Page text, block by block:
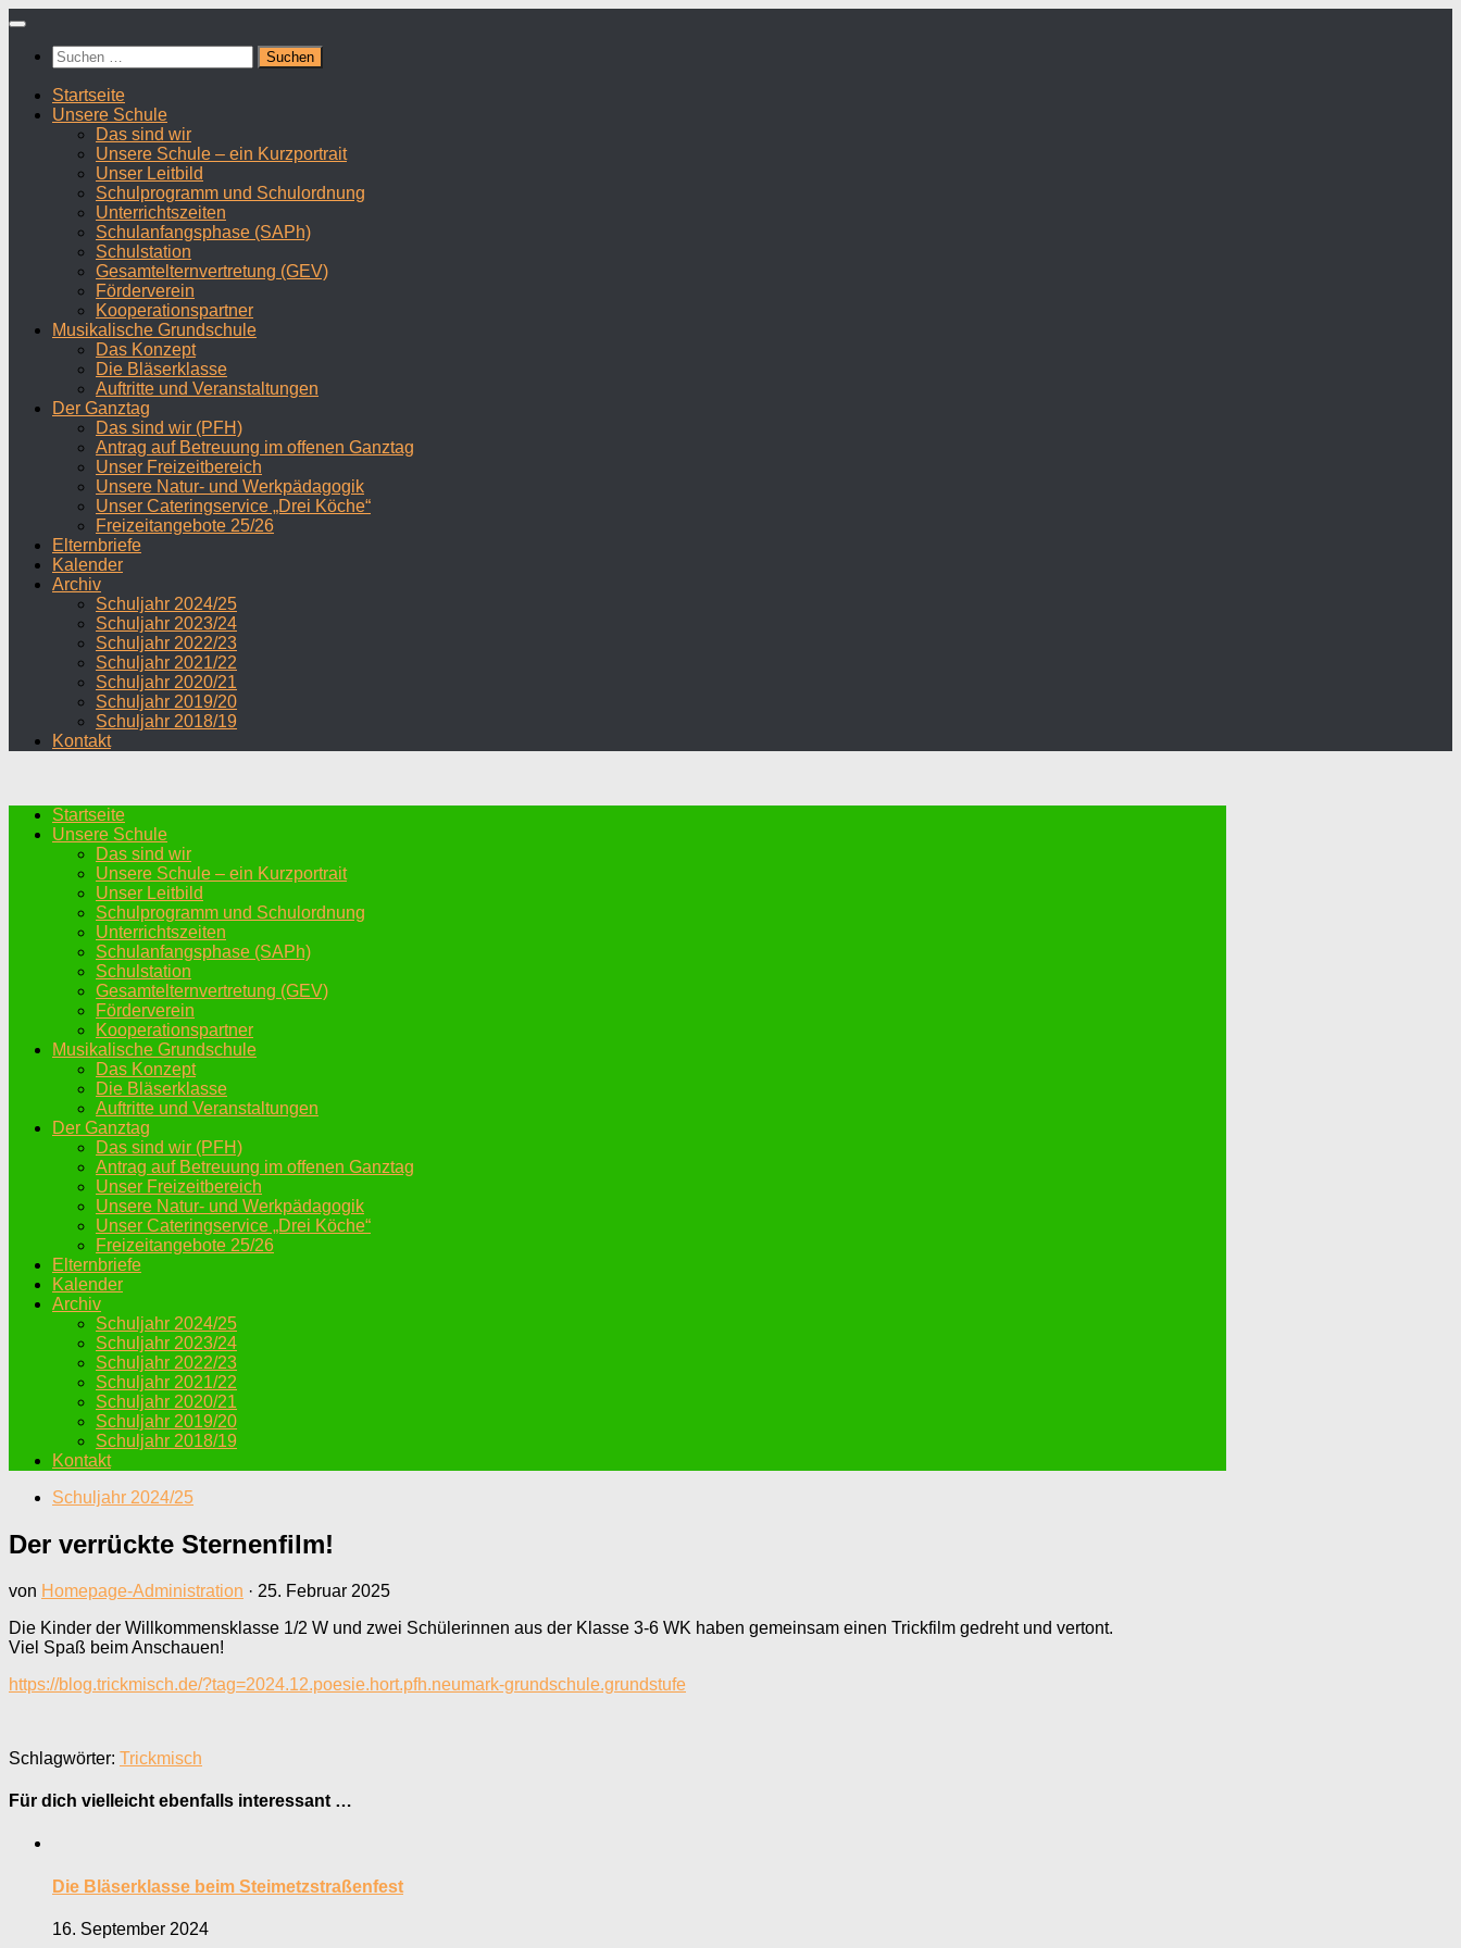
Zum
springenSuchen
nach:
Startseite
Unsere Schule
Das sind wir
Unsere Schule – ein Kurzportrait
Unser Leitbild
Schulprogramm und Schulordnung
Unterrichtszeiten
Schulanfangsphase (SAPh)
Schulstation
Gesamtelternvertretung (GEV)
Förderverein
Kooperationspartner
Musikalische Grundschule
Das Konzept
Die Bläserklasse
Auftritte und Veranstaltungen
Der Ganztag
Das sind wir (PFH)
Antrag auf Betreuung im offenen Ganztag
Unser Freizeitbereich
Unsere Natur- und Werkpädagogik
Unser Cateringservice „Drei Köche“
Freizeitangebote 25/26
Elternbriefe
Kalender
Archiv
Schuljahr 2024/25
Schuljahr 2023/24
Schuljahr 2022/23
Schuljahr 2021/22
Schuljahr 2020/21
Schuljahr 2019/20
Schuljahr 2018/19
Kontakt
Startseite
Unsere Schule
Das sind wir
Unsere Schule – ein Kurzportrait
Unser Leitbild
Schulprogramm und Schulordnung
Unterrichtszeiten
Schulanfangsphase (SAPh)
Schulstation
Gesamtelternvertretung (GEV)
Förderverein
Kooperationspartner
Musikalische Grundschule
Das Konzept
Die Bläserklasse
Auftritte und Veranstaltungen
Der Ganztag
Das sind wir (PFH)
Antrag auf Betreuung im offenen Ganztag
Unser Freizeitbereich
Unsere Natur- und Werkpädagogik
Unser Cateringservice „Drei Köche“
Freizeitangebote 25/26
Elternbriefe
Kalender
Archiv
Schuljahr 2024/25
Schuljahr 2023/24
Schuljahr 2022/23
Schuljahr 2021/22
Schuljahr 2020/21
Schuljahr 2019/20
Schuljahr 2018/19
Kontakt
Schuljahr 2024/25
Der verrückte Sternenfilm!
von Homepage-Administration · 25. Februar 2025
Die Kinder der Willkommensklasse 1/2 W und zwei Schülerinnen aus der Klasse 3-6 WK haben gemeinsam einen Trickfilm gedreht und vertont.
Viel Spaß beim Anschauen!
https://blog.trickmisch.de/?tag=2024.12.poesie.hort.pfh.neumark-grundschule.grundstufe
Schlagwörter: Trickmisch
Für dich vielleicht ebenfalls interessant …
Die Bläserklasse beim Steimetzstraßenfest
16. September 2024